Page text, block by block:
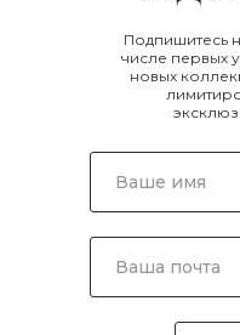
Подпишитесь
числе первых
новых